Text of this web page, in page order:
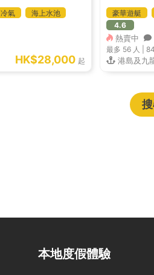
冷氣
海上水池
HK$28,000 起
豪華遊艇
4.6
熱賣中
最多 56 人 |
港島及九
本地度假體驗